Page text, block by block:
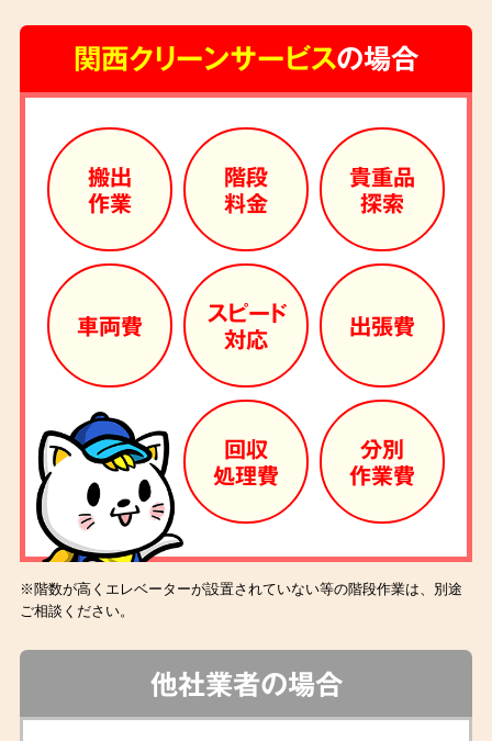
関西クリーンサービスの場合
搬出
作業
階段
料金
貴重品
探索
車両費
スピード
対応
出張費
回収
処理費
分別
作業費
※階数が高くエレベーターが設置されていない等の階段作業は、別途
ご相談ください。
他社業者の場合